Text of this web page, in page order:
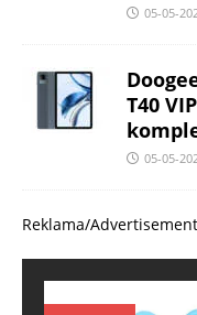
05-05-
T40
05-05-
Reklama/Advertisement